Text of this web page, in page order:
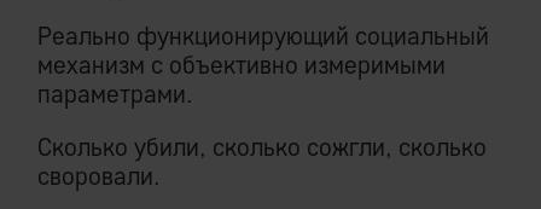
Реально функционирующий социальный
механизм с объективно измеримыми
параметрами.
Сколько убили, сколько сожгли, сколько
своровали.